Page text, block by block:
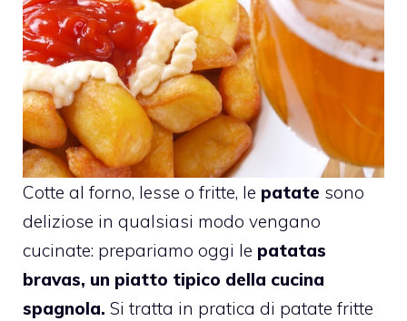
Cotte al forno, lesse o fritte, le patate sono
deliziose in qualsiasi modo vengano
cucinate: prepariamo oggi le patatas
bravas, un piatto tipico della cucina
spagnola. Si tratta in pratica di patate fritte